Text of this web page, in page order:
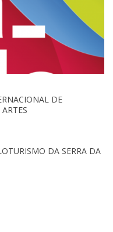
DE
DA SERRA DA